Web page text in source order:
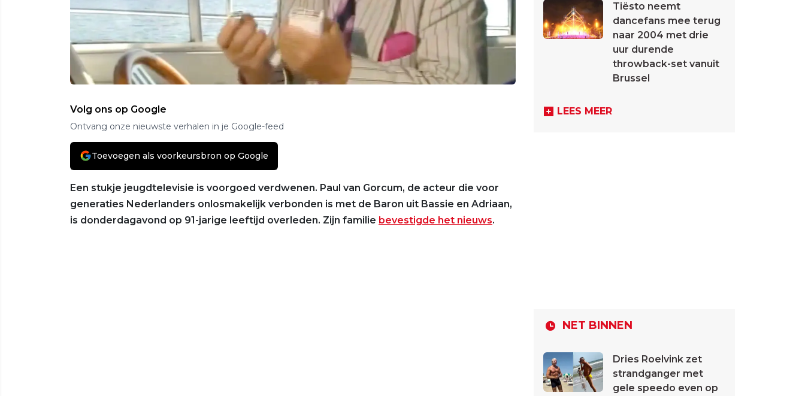
Volg ons op Google
Ontvang onze nieuwste verhalen in je Google-feed
Toevoegen als voorkeursbron op Google
Een stukje jeugdtelevisie is voorgoed verdwenen. Paul van Gorcum, de acteur die voor
generaties Nederlanders onlosmakelijk verbonden is met de Baron uit Bassie en Adriaan,
is donderdagavond op 91-jarige leeftijd overleden. Zijn familie bevestigde het nieuws.
Tiësto neemt
dancefans mee terug
naar 2004 met drie
uur durende
throwback-set vanuit
Brussel
LEES MEER
NET BINNEN
Dries Roelvink zet
strandganger met
gele speedo even op